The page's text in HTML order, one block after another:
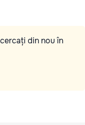
din nou în